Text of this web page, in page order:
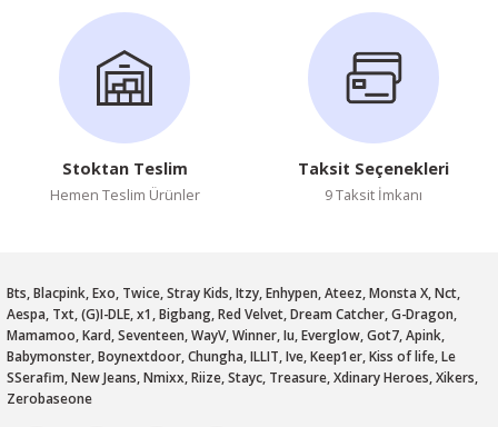
Stoktan Teslim
Hemen Teslim Ürünler
Taksit Seçenekleri
9 Taksit İmkanı
Bts, Blacpink, Exo, Twice, Stray Kids, Itzy, Enhypen, Ateez, Monsta X, Nct,
Aespa, Txt, (G)I-DLE, x1, Bigbang, Red Velvet, Dream Catcher, G-Dragon,
Mamamoo, Kard, Seventeen, WayV, Winner, Iu, Everglow, Got7, Apink,
Babymonster, Boynextdoor, Chungha, ILLIT, Ive, Keep1er, Kiss of life, Le
SSerafim, New Jeans, Nmixx, Riize, Stayc, Treasure, Xdinary Heroes, Xikers,
Zerobaseone